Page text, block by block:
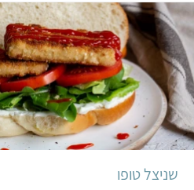
מכינה כשאני אוכלת לבד,
ואם חבר או חברה אוכלים
איתי – אני פשוט מכפילה את
הכמות.
קל שעה ו-30 דקות
שניצל טופו